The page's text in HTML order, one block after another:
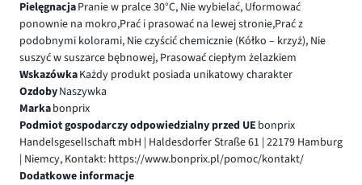
PielęgnacjaPranie w pralce 30°C, Nie wybielać, Uformować
ponownie na mokro,Prać i prasować na lewej stronie,Prać z
podobnymi kolorami, Nie czyścić chemicznie (Kółko – krzyż), Nie
suszyć w suszarce bębnowej, Prasować ciepłym żelazkiem
WskazówkaKażdy produkt posiada unikatowy charakter
OzdobyNaszywka
Markabonprix
Podmiot gospodarczy odpowiedzialny przed UE bonprix
Handelsgesellschaft mbH | Haldesdorfer Straße 61 | 22179 Hamburg
| Niemcy, Kontakt: https://www.bonprix.pl/pomoc/kontakt/
Dodatkowe informacje